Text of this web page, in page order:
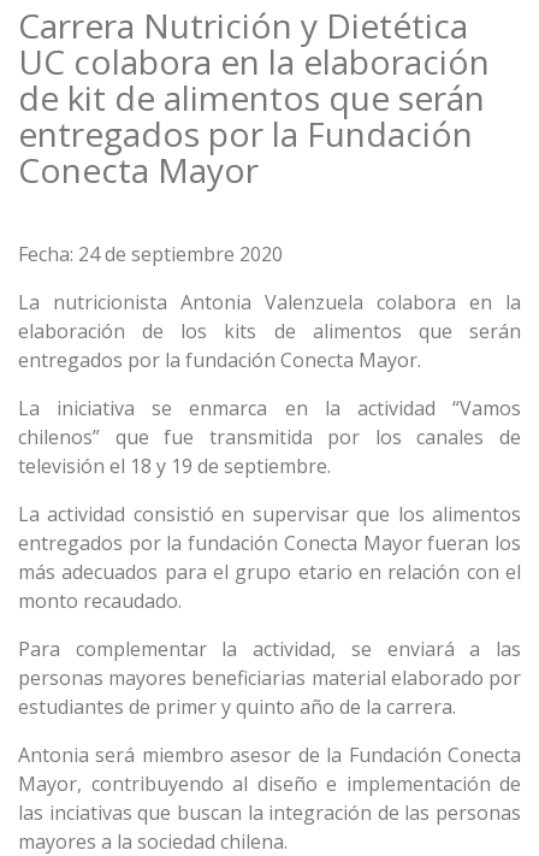
Carrera Nutrición y Dietética
UC colabora en la elaboración
de kit de alimentos que serán
entregados por la Fundación
Conecta Mayor
Fecha: 24 de septiembre 2020
La nutricionista Antonia Valenzuela colabora en la
elaboración de los kits de alimentos que serán
entregados por la fundación Conecta Mayor.
La iniciativa se enmarca en la actividad “Vamos
chilenos” que fue transmitida por los canales de
televisión el 18 y 19 de septiembre.
La actividad consistió en supervisar que los alimentos
entregados por la fundación Conecta Mayor fueran los
más adecuados para el grupo etario en relación con el
monto recaudado.
Para complementar la actividad, se enviará a las
personas mayores beneficiarias material elaborado por
estudiantes de primer y quinto año de la carrera.
Antonia será miembro asesor de la Fundación Conecta
Mayor, contribuyendo al diseño e implementación de
las inciativas que buscan la integración de las personas
mayores a la sociedad chilena.